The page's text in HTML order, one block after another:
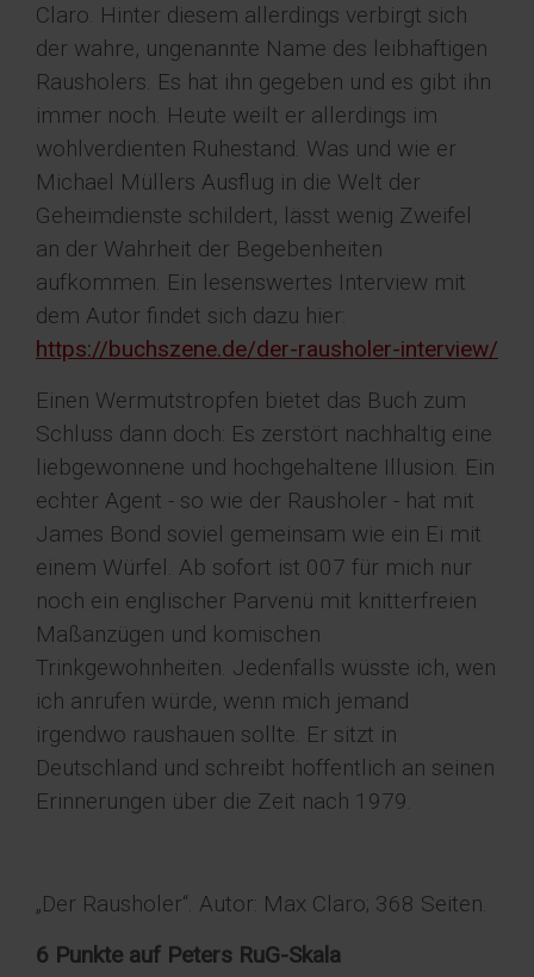
Claro. Hinter diesem allerdings verbirgt sich
der wahre, ungenannte Name des leibhaftigen
Rausholers. Es hat ihn gegeben und es gibt ihn
immer noch. Heute weilt er allerdings im
wohlverdienten Ruhestand. Was und wie er
Michael Müllers Ausflug in die Welt der
Geheimdienste schildert, lässt wenig Zweifel
an der Wahrheit der Begebenheiten
aufkommen. Ein lesenswertes Interview mit
dem Autor findet sich dazu hier:
https://buchszene.de/der-rausholer-interview/
Einen Wermutstropfen bietet das Buch zum
Schluss dann doch: Es zerstört nachhaltig eine
liebgewonnene und hochgehaltene Illusion. Ein
echter Agent - so wie der Rausholer - hat mit
James Bond soviel gemeinsam wie ein Ei mit
einem Würfel. Ab sofort ist 007 für mich nur
noch ein englischer Parvenü mit knitterfreien
Maßanzügen und komischen
Trinkgewohnheiten. Jedenfalls wüsste ich, wen
ich anrufen würde, wenn mich jemand
irgendwo raushauen sollte. Er sitzt in
Deutschland und schreibt hoffentlich an seinen
Erinnerungen über die Zeit nach 1979.
„Der Rausholer“. Autor: Max Claro; 368 Seiten.
6 Punkte auf Peters RuG-Skala